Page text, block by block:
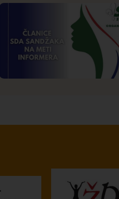
Požar od Magliča do Ušća, brda u
plamenu – vatrogasci na terenu
Melajac